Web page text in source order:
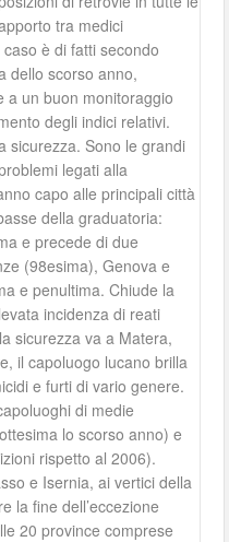
tra medici
è di fatti secondo
dello scorso anno,
a un buon monitoraggio
degli indici relativi.
sicurezza. Sono le grandi
legati alla
capo alle principali città
della graduatoria:
e precede di due
(98esima), Genova e
e penultima. Chiude la
incidenza di reati
sicurezza va a Matera,
il capoluogo lucano brilla
e furti di vario genere.
di medie
lo scorso anno) e
rispetto al 2006).
e Isernia, ai vertici della
la fine dell’eccezione
20 province comprese